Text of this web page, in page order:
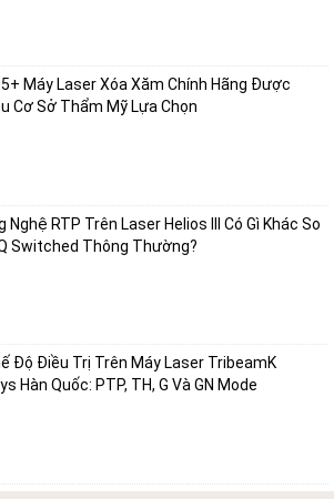
Máy Laser Xóa Xăm Chính Hãng Được
Cơ Sở Thẩm Mỹ Lựa Chọn
Nghệ RTP Trên Laser Helios III Có Gì Khác So
Switched Thông Thường?
Độ Điều Trị Trên Máy Laser TribeamK
Hàn Quốc: PTP, TH, G Và GN Mode